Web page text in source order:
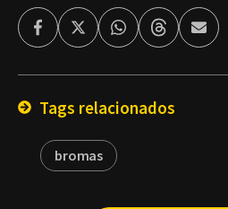
FacebookTwitterWhatsappThreadsEnviar
por
Tags relacionados
bromas